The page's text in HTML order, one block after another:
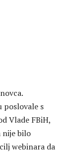
poslovale s
Vlade FBiH,
nije bilo
webinara da